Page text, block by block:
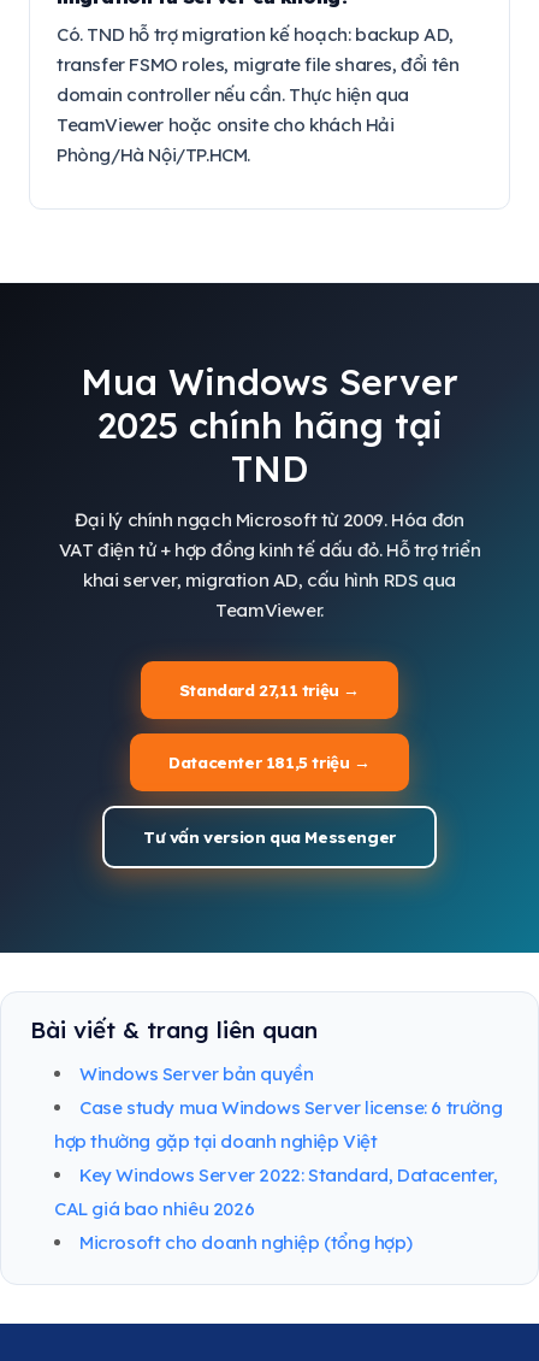
Có. TND hỗ trợ migration kế hoạch: backup AD,
transfer FSMO roles, migrate file shares, đổi tên
domain controller nếu cần. Thực hiện qua
TeamViewer hoặc onsite cho khách Hải
Phòng/Hà Nội/TP.HCM.
Mua Windows Server
2025 chính hãng tại
TND
Đại lý chính ngạch Microsoft từ 2009. Hóa đơn
VAT điện tử + hợp đồng kinh tế dấu đỏ. Hỗ trợ triển
khai server, migration AD, cấu hình RDS qua
TeamViewer.
Standard 27,11 triệu →
Datacenter 181,5 triệu →
Tư vấn version qua Messenger
Bài viết & trang liên quan
Windows Server bản quyền
Case study mua Windows Server license: 6 trường
hợp thường gặp tại doanh nghiệp Việt
Key Windows Server 2022: Standard, Datacenter,
CAL giá bao nhiêu 2026
Microsoft cho doanh nghiệp (tổng hợp)